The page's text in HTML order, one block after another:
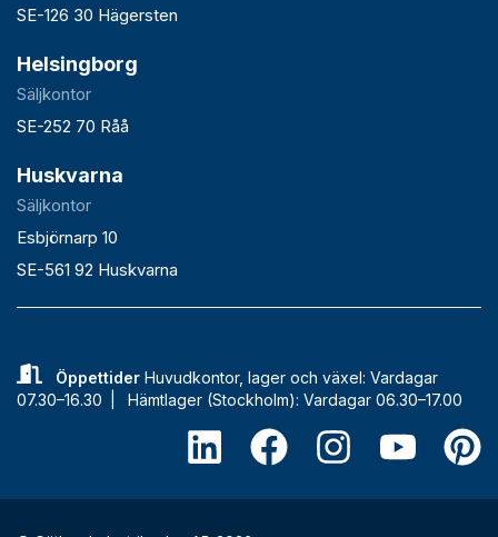
SE-126 30 Hägersten
Helsingborg
Säljkontor
SE-252 70 Råå
Huskvarna
Säljkontor
Esbjörnarp 10
SE-561 92 Huskvarna
ÖppettiderHuvudkontor, lager och växel: Vardagar
07.30–16.30 | Hämtlager (Stockholm): Vardagar 06.30–17.00